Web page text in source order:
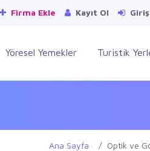
Firma Ekle Kayıt Ol
Yöresel Yemekler Turistik
Ana Sayfa Optik ve